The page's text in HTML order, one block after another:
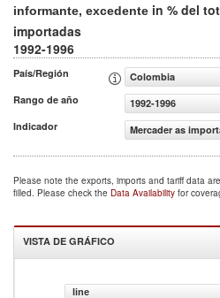
informante, excedente in % del
importadas
1992-1996
País/Región
Colombia
Rango de año
1992-1996
Indicador
Mercader as
Please note the exports, imports and tariff data
filled. Please check the Data Availability for
VISTA DE GRÁFICO
line